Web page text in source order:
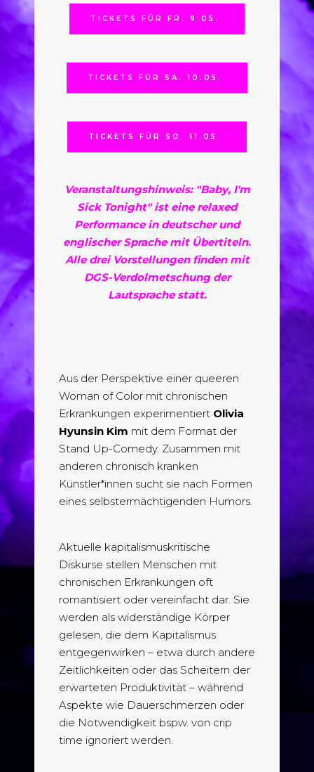
TICKETS FÜR FR. 9.05.
TICKETS FÜR SA. 10.05.
TICKETS FÜR SO. 11.05.
Veranstaltungshinweis: "Baby, I'm
Sick Tonight" ist eine relaxed
Performance in deutscher und
englischer Sprache mit Übertiteln.
Alle drei Vorstellungen finden mit
DGS-Verdolmetschung der
Lautsprache statt.
Aus der Perspektive einer queeren
Woman of Color mit chronischen
Erkrankungen experimentiert Olivia
Hyunsin Kim mit dem Format der
Stand Up-Comedy. Zusammen mit
anderen chronisch kranken
Künstler*innen sucht sie nach Formen
eines selbstermächtigenden Humors.
Aktuelle kapitalismuskritische
Diskurse stellen Menschen mit
chronischen Erkrankungen oft
romantisiert oder vereinfacht dar. Sie
werden als widerständige Körper
gelesen, die dem Kapitalismus
entgegenwirken – etwa durch andere
Zeitlichkeiten oder das Scheitern der
erwarteten Produktivität – während
Aspekte wie Dauerschmerzen oder
die Notwendigkeit bspw. von crip
time ignoriert werden.